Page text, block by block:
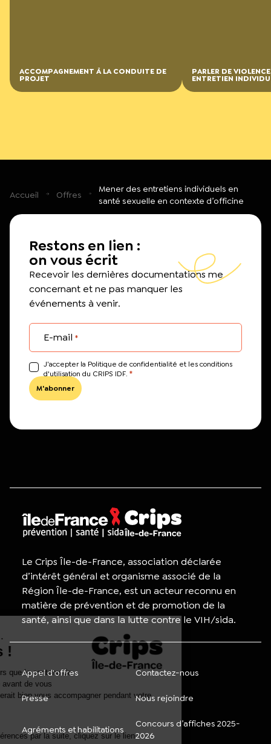
ACCOMPAGNEMENT À LA CONDUITE DE
PROJET
PARLER DE
ENTRETIEN
Accueil Offres
Mener des entretiens individuels en
santé sexuelle en contexte d’officine
Restons en lien :
on vous écrit
Recevoir les dernières documentations me
concernant et ne pas manquer les
événements à venir.
E-mail *
J’accepter la Politique de confidentialité et les conditions
d'utilisation du CRIPS IDF. *
Le Crips Île-de-France, association déclarée
d’intérêt général et organisme associé de la
Région Île-de-France, est un acteur reconnu en
matière de prévention et de promotion de la
santé, ainsi que dans la lutte contre le VIH/sida.
Appel d'offres Contactez-nous
Presse Nous rejoindre
Agréments et habilitations
Concours d’affiches 2025-
2026